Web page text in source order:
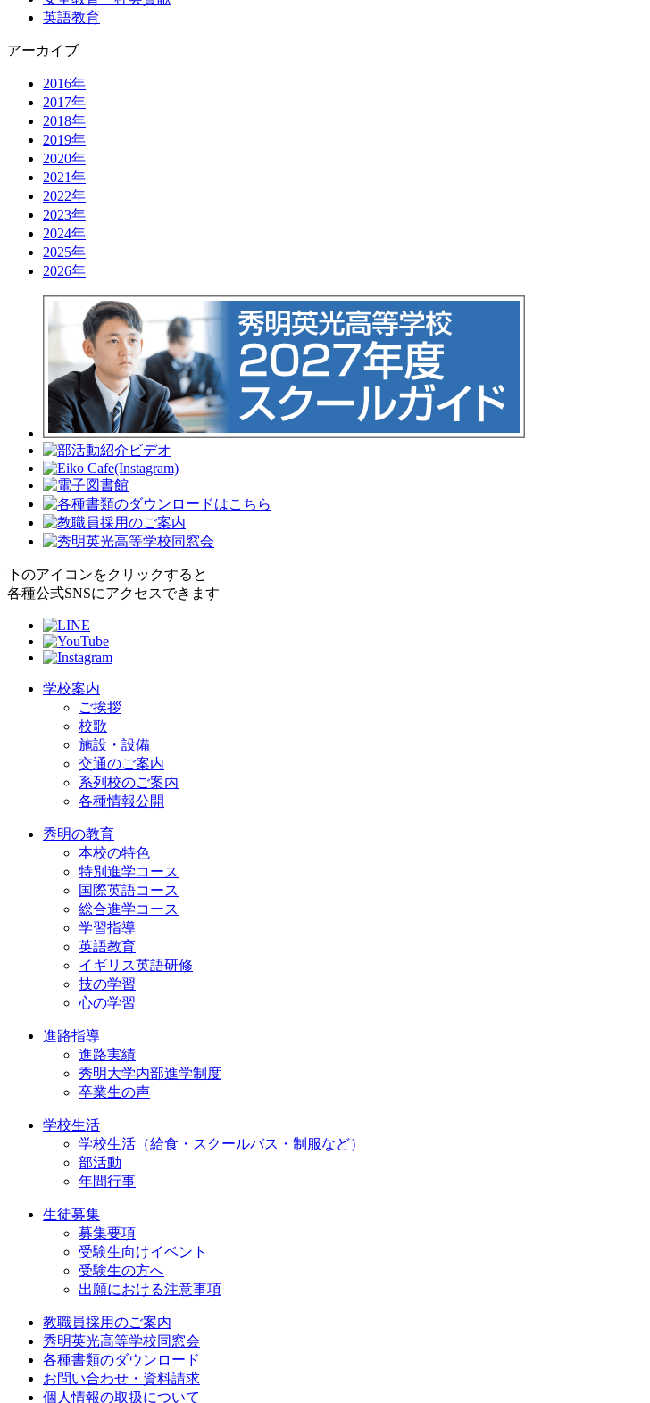
英語教育
アーカイブ
2016年
2017年
2018年
2019年
2020年
2021年
2022年
2023年
2024年
2025年
2026年
下のアイコンをクリックすると
各種公式SNSにアクセスできます
学校案内
ご挨拶
校歌
施設・設備
交通のご案内
系列校のご案内
各種情報公開
秀明の教育
本校の特色
特別進学コース
国際英語コース
総合進学コース
学習指導
英語教育
イギリス英語研修
技の学習
心の学習
進路指導
進路実績
秀明大学内部進学制度
卒業生の声
学校生活
学校生活（給食・スクールバス・制服など）
部活動
年間行事
生徒募集
募集要項
受験生向けイベント
受験生の方へ
出願における注意事項
教職員採用のご案内
秀明英光高等学校同窓会
各種書類のダウンロード
お問い合わせ・資料請求
個人情報の取扱について